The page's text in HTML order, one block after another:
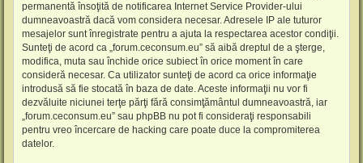
permanentă însoţită de notificarea Internet Service Provider-ului
dumneavoastră dacă vom considera necesar. Adresele IP ale tuturor
mesajelor sunt înregistrate pentru a ajuta la respectarea acestor condiţii.
Sunteţi de acord ca „forum.ceconsum.eu” să aibă dreptul de a şterge,
modifica, muta sau închide orice subiect în orice moment în care
consideră necesar. Ca utilizator sunteţi de acord ca orice informaţie
introdusă să fie stocată în baza de date. Aceste informaţii nu vor fi
dezvăluite niciunei terţe părţi fără consimţământul dumneavoastră, iar
„forum.ceconsum.eu” sau phpBB nu pot fi consideraţi responsabili
pentru vreo încercare de hacking care poate duce la compromiterea
datelor.